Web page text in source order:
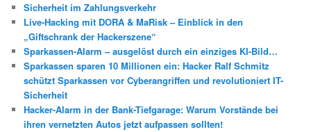
n
Sicherheit im Zahlungsverkehr
Live-Hacking mit DORA & MaRisk – Einblick in den
„Giftschrank der Hackerszene“
Sparkassen-Alarm – ausgelöst durch ein einziges KI-Bild…
Sparkassen sparen 10 Millionen ein: Hacker Ralf Schmitz
schützt Sparkassen vor Cyberangriffen und revolutioniert IT-
Sicherheit
Hacker-Alarm in der Bank-Tiefgarage: Warum Vorstände bei
ihren vernetzten Autos jetzt aufpassen sollten!